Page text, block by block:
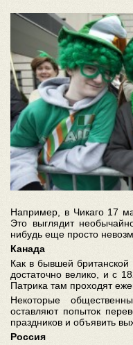
Например, в Чикаго 17
Это выглядит
нибудь еще просто
Канада
Как в бывшей британской
достаточно велико, и с
Патрика там проходят
Некоторые
оставляют попыток
праздников и объявить
Россия